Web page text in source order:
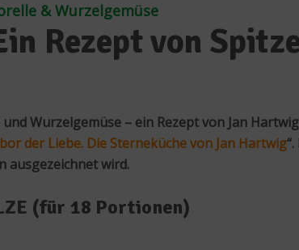
& Wurzelgemüse
Rezept von
Wurzelgemüse – ein Rezept von Jan
der Liebe. Die Sterneküche von Jan Hartwig
ausgezeichnet wird.
(für 18 Portionen)